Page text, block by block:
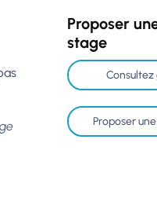
Proposer
stage
Proposer